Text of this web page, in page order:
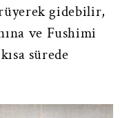
gidebilir,
ve Fushimi
sürede